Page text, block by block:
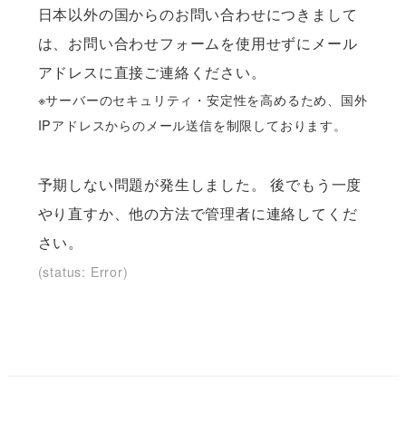
日本以外の国からのお問い合わせにつきまして
は、お問い合わせフォームを使用せずにメール
アドレスに直接ご連絡ください。
※サーバーのセキュリティ・安定性を高めるため、国外
IPアドレスからのメール送信を制限しております。
予期しない問題が発生しました。 後でもう一度
やり直すか、他の方法で管理者に連絡してくだ
さい。
(status: Error)